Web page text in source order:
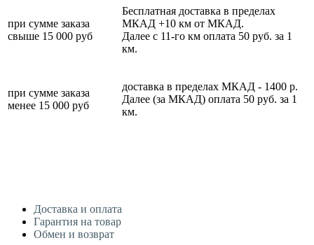
при сумме заказа
свыше 15 000 руб
Бесплатная доставка в пределах
МКАД +10 км от МКАД.
Далее с 11-го км оплата 50 руб. за 1
км.
при сумме заказа
менее 15 000 руб
доставка в пределах МКАД - 1400 р.
Далее (за МКАД) оплата 50 руб. за 1
км.
Доставка и оплата
Гарантия на товар
Обмен и возврат